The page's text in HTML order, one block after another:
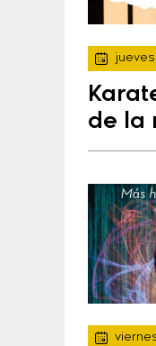
de la